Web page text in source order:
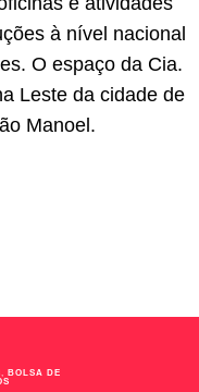
à nível nacional
O espaço da Cia.
Leste da cidade de
Manoel.
BOLSA DE